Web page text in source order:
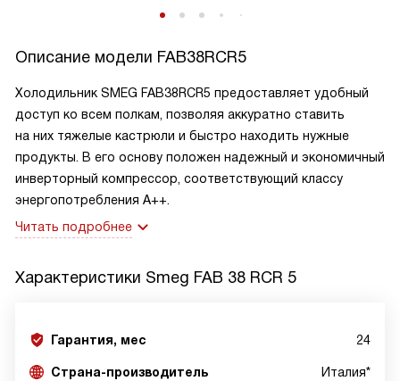
Описание модели FAB38RCR5
Холодильник SMEG FAB38RCR5 предоставляет удобный
доступ ко всем полкам, позволяя аккуратно ставить
на них тяжелые кастрюли и быстро находить нужные
продукты. В его основу положен надежный и экономичный
инверторный компрессор, соответствующий классу
энергопотребления А++.
Читать подробнее
Характеристики Smeg FAB 38 RCR 5
Гарантия, мес 24
Страна-производитель Италия*